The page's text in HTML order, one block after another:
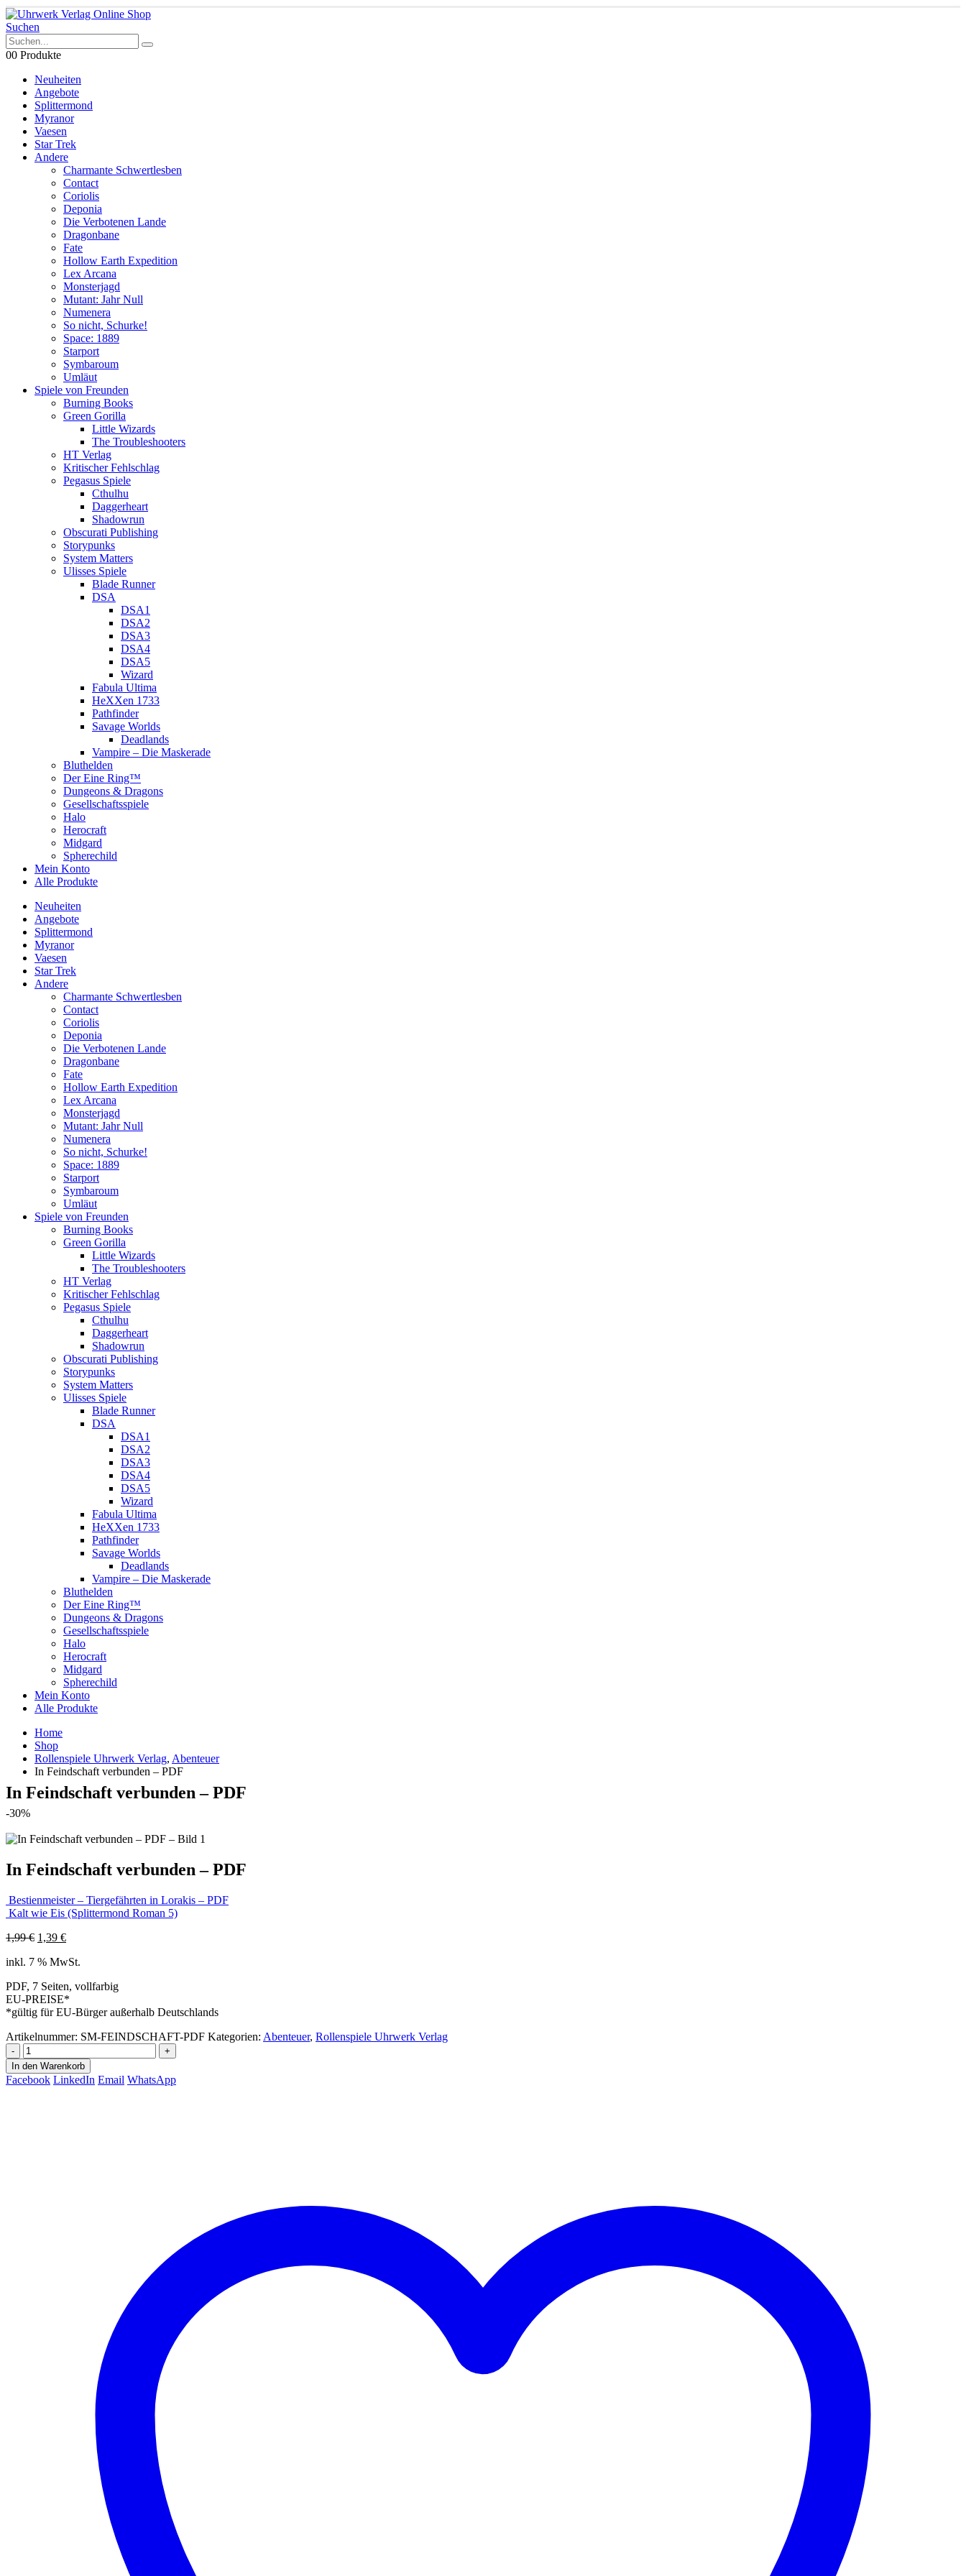
Suchen
00 Produkte
Neuheiten
Angebote
Splittermond
Myranor
Vaesen
Star Trek
Andere
Charmante Schwertlesben
Contact
Coriolis
Deponia
Die Verbotenen Lande
Dragonbane
Fate
Hollow Earth Expedition
Lex Arcana
Monsterjagd
Mutant: Jahr Null
Numenera
So nicht, Schurke!
Space: 1889
Starport
Symbaroum
Umläut
Spiele von Freunden
Burning Books
Green Gorilla
Little Wizards
The Troubleshooters
HT Verlag
Kritischer Fehlschlag
Pegasus Spiele
Cthulhu
Daggerheart
Shadowrun
Obscurati Publishing
Storypunks
System Matters
Ulisses Spiele
Blade Runner
DSA
DSA1
DSA2
DSA3
DSA4
DSA5
Wizard
Fabula Ultima
HeXXen 1733
Pathfinder
Savage Worlds
Deadlands
Vampire – Die Maskerade
Bluthelden
Der Eine Ring™
Dungeons & Dragons
Gesellschaftsspiele
Halo
Herocraft
Midgard
Spherechild
Mein Konto
Alle Produkte
Neuheiten
Angebote
Splittermond
Myranor
Vaesen
Star Trek
Andere
Charmante Schwertlesben
Contact
Coriolis
Deponia
Die Verbotenen Lande
Dragonbane
Fate
Hollow Earth Expedition
Lex Arcana
Monsterjagd
Mutant: Jahr Null
Numenera
So nicht, Schurke!
Space: 1889
Starport
Symbaroum
Umläut
Spiele von Freunden
Burning Books
Green Gorilla
Little Wizards
The Troubleshooters
HT Verlag
Kritischer Fehlschlag
Pegasus Spiele
Cthulhu
Daggerheart
Shadowrun
Obscurati Publishing
Storypunks
System Matters
Ulisses Spiele
Blade Runner
DSA
DSA1
DSA2
DSA3
DSA4
DSA5
Wizard
Fabula Ultima
HeXXen 1733
Pathfinder
Savage Worlds
Deadlands
Vampire – Die Maskerade
Bluthelden
Der Eine Ring™
Dungeons & Dragons
Gesellschaftsspiele
Halo
Herocraft
Midgard
Spherechild
Mein Konto
Alle Produkte
Home
Shop
Rollenspiele Uhrwerk Verlag, Abenteuer
In Feindschaft verbunden – PDF
In Feindschaft verbunden – PDF
-30%
In Feindschaft verbunden – PDF
Bestienmeister – Tiergefährten in Lorakis – PDF
Kalt wie Eis (Splittermond Roman 5)
1,99€ Ursprünglicher
war:
1,39 €Aktueller
ist:
inkl. 7 % MwSt.
PDF, 7 Seiten, vollfarbig
EU-PREISE*
*gültig für EU-Bürger außerhalb Deutschlands
Artikelnummer: SM-FEINDSCHAFT-PDF Kategorien: Abenteuer, Rollenspiele Uhrwerk Verlag
-
+
In den Warenkorb
Facebook LinkedIn Email WhatsApp